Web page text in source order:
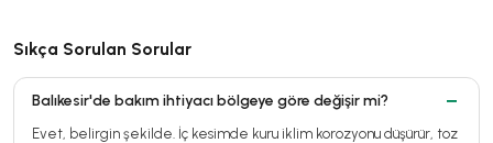
Sıkça Sorulan Sorular
Balıkesir'de bakım ihtiyacı bölgeye göre değişir mi?
Evet, belirgin şekilde. İç kesimde kuru iklim korozyonu düşürür, toz